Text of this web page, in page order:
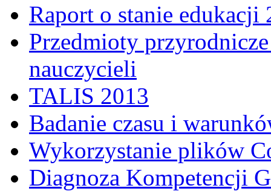
Raport o stanie edukacji
Przedmioty
nauczycieli
TALIS 2013
Badanie czasu i
Wykorzystanie plików
Diagnoza Kompetencji